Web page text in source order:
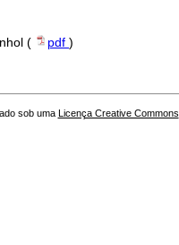
( pdf )
sob uma Licença Creative Commons